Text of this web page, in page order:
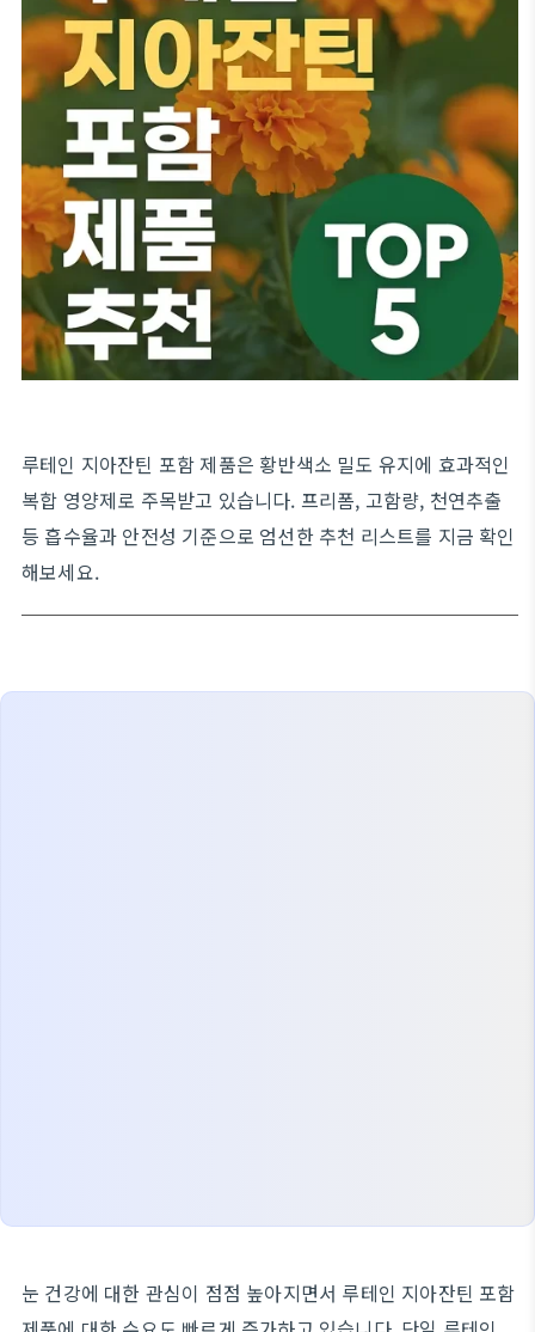
루테인 지아잔틴 포함 제품은 황반색소 밀도 유지에 효과적인
복합 영양제로 주목받고 있습니다. 프리폼, 고함량, 천연추출
등 흡수율과 안전성 기준으로 엄선한 추천 리스트를 지금 확인
해보세요.
눈 건강에 대한 관심이 점점 높아지면서 루테인 지아잔틴 포함